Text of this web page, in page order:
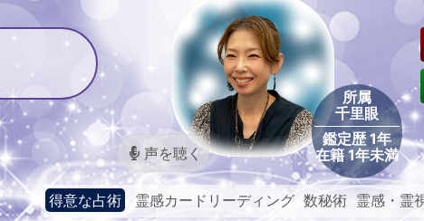
声を聴く
所属
千里眼
鑑定歴 1年
在籍 1年未満
得意な占術 霊感カードリーディング 数秘術 霊感・霊